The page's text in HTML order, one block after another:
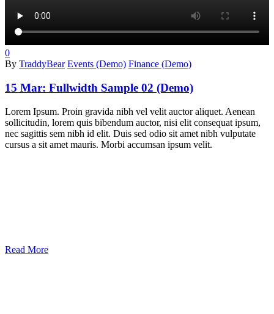
0
By TraddyBear Events (Demo) Finance (Demo)
15 Mar: Fullwidth Sample 02 (Demo)
Lorem Ipsum. Proin gravida nibh vel velit auctor aliquet. Aenean
sollicitudin, lorem quis bibendum auctor, nisi elit consequat ipsum,
nec sagittis sem nibh id elit. Duis sed odio sit amet nibh vulputate
cursus a sit amet mauris. Morbi accumsan ipsum velit.
Read More